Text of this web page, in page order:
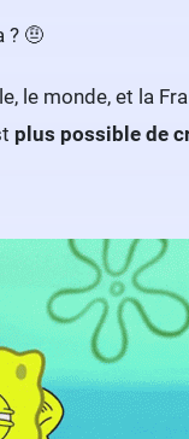
? 🤨
le monde, et la
plus possible de